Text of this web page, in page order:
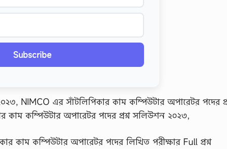
Subscribe
NIMCO এর সাঁটলিপিকার কাম কম্পিউটার অপারেটর পদের
কাম কম্পিউটার অপারেটর পদের প্রশ্ন সলিউশন ২০২৩,
কাম কম্পিউটার অপারেটর পদের লিখিত পরীক্ষার Full প্রশ্ন